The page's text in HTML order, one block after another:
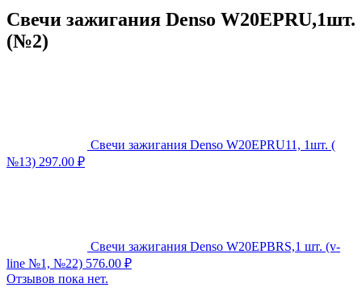
Свечи зажигания Denso W20EPRU,1шт.
(№2)
Свечи зажигания Denso W20EPRU11, 1шт. (
№13) 297.00 ₽
Свечи зажигания Denso W20EPBRS,1 шт. (v-
line №1, №22) 576.00 ₽
Отзывов пока нет.